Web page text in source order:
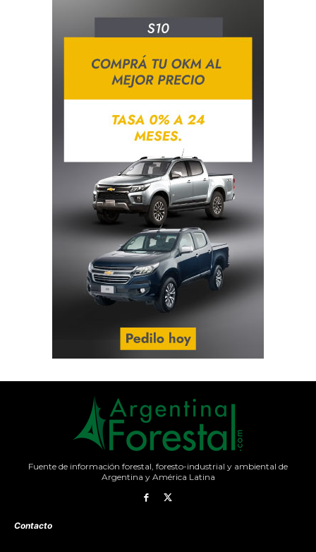
Fuente de información forestal, foresto-industrial y ambiental de
Argentina y América Latina
Contacto